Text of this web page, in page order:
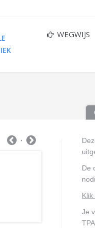
WEGWIJS
De
Klik
Je